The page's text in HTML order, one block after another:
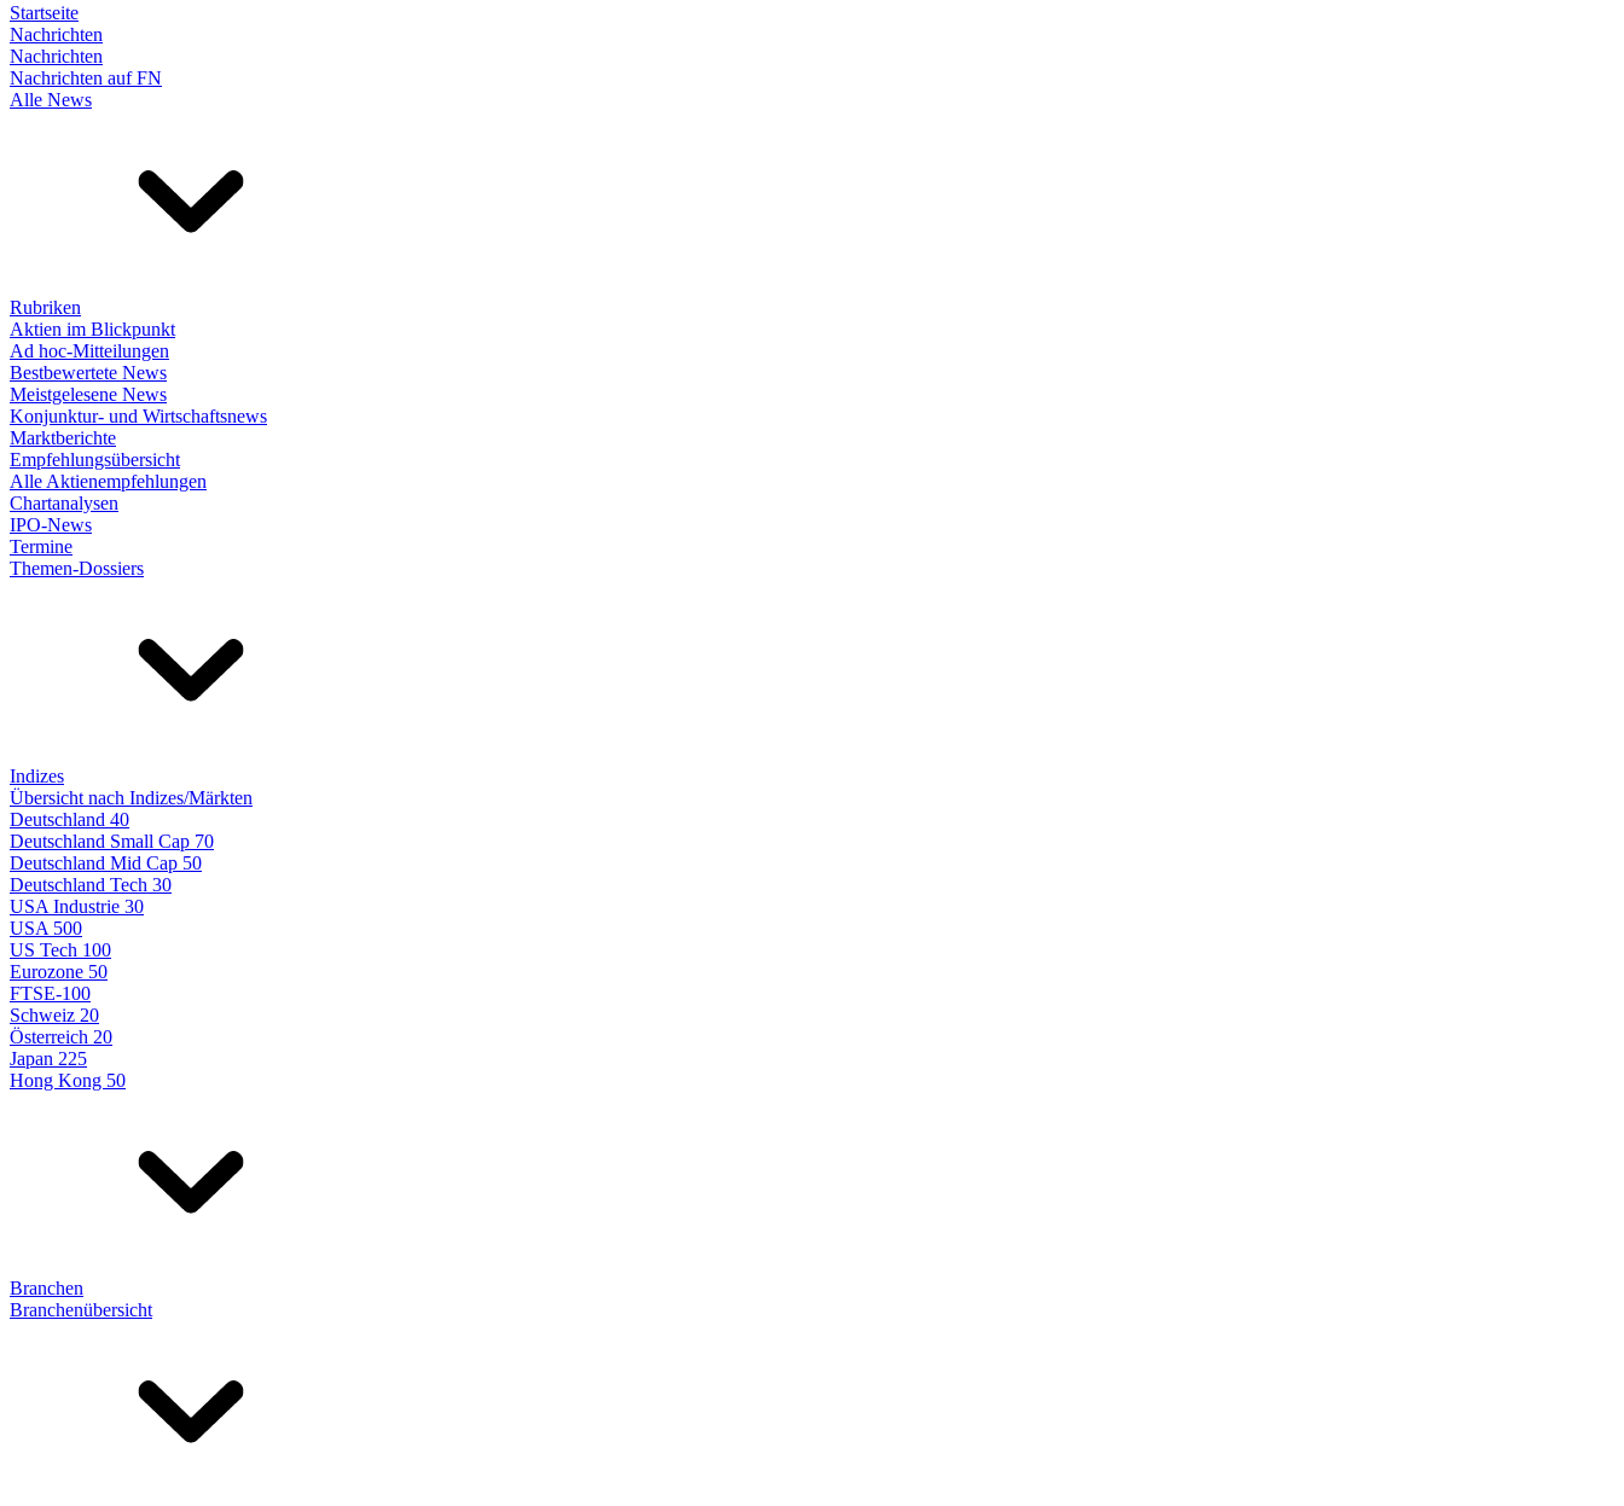
Startseite
Nachrichten
Nachrichten
Nachrichten auf FN
Alle News
Rubriken
Aktien im Blickpunkt
Ad hoc-Mitteilungen
Bestbewertete News
Meistgelesene News
Konjunktur- und Wirtschaftsnews
Marktberichte
Empfehlungsübersicht
Alle Aktienempfehlungen
Chartanalysen
IPO-News
Termine
Themen-Dossiers
Indizes
Übersicht nach Indizes/Märkten
Deutschland 40
Deutschland Small Cap 70
Deutschland Mid Cap 50
Deutschland Tech 30
USA Industrie 30
USA 500
US Tech 100
Eurozone 50
FTSE-100
Schweiz 20
Österreich 20
Japan 225
Hong Kong 50
Branchen
Branchenübersicht